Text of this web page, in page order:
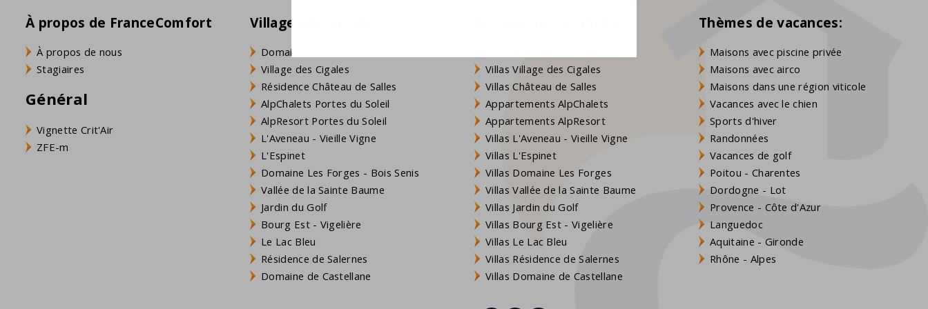
plaque à induction
réfrigérateur avec congélateur
lave-vaisselle
micro-onde
four
une cafetière (filtre mouture + Nespresso)
bouilloire
lave-linge
À propos de FranceComfort
À propos de nous
Stagiaires
Général
Vignette Crit'Air
ZFE-m
Villages de vacances
Domaine de Lanzac
Village des Cigales
Résidence Château de Salles
AlpChalets Portes du Soleil
AlpResort Portes du Soleil
L'Aveneau - Vieille Vigne
L'Espinet
Domaine Les Forges - Bois Senis
Vallée de la Sainte Baume
Jardin du Golf
Bourg Est - Vigelière
Le Lac Bleu
Résidence de Salernes
Domaine de Castellane
Villas Village des Cigales
Villas Château de Salles
Appartements AlpChalets
Appartements AlpResort
Villas L'Aveneau - Vieille Vigne
Villas L'Espinet
Villas Domaine Les Forges
Villas Vallée de la Sainte Baume
Villas Jardin du Golf
Villas Bourg Est - Vigelière
Villas Le Lac Bleu
Villas Résidence de Salernes
Villas Domaine de Castellane
Thèmes de vacances:
Maisons avec piscine privée
Maisons avec airco
Maisons dans une région viticole
Vacances avec le chien
Sports d'hiver
Randonnées
Vacances de golf
Poitou - Charentes
Dordogne - Lot
Provence - Côte d'Azur
Languedoc
Aquitaine - Gironde
Rhône - Alpes